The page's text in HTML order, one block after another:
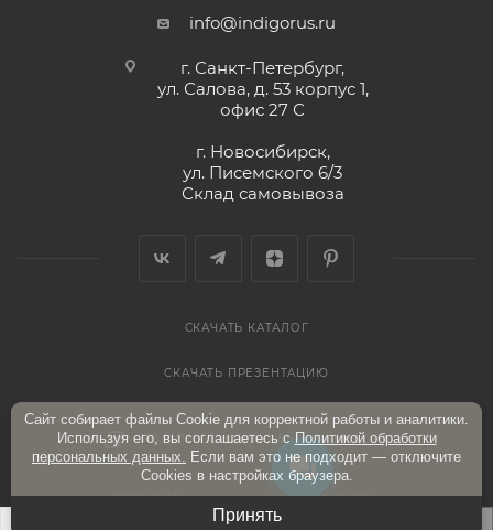
info@indigorus.ru
г. Санкт-Петербург,
ул. Салова, д. 53 корпус 1,
офис 27 С
г. Новосибирск,
ул. Писемского 6/3
Склад самовывоза
СКАЧАТЬ КАТАЛОГ
СКАЧАТЬ ПРЕЗЕНТАЦИЮ
ПОЛИТИКА КОНФИДЕНЦИАЛЬНОСТИ
2026 © Интернет-магазин «INDIGO»
Сайт собирает файлы Cookie для корректной работы и аналитики.
Используя его, вы соглашаетесь с Политикой обработки
персональных данных. Если вам это не подходит — отключите
Cookies в настройках браузера.
Принять